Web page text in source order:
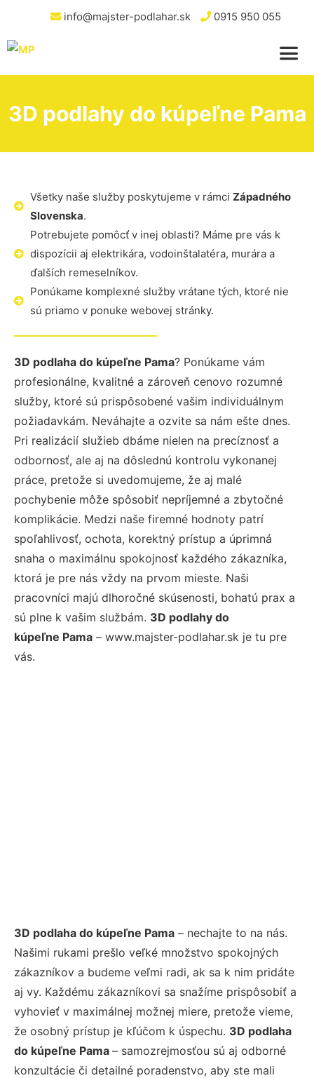
info@majster-podlahar.sk 0915 950 055
3D podlahy do kúpeľne Pama
Všetky naše služby poskytujeme v rámci Západného
Slovenska.
Potrebujete pomôcť v inej oblasti? Máme pre vás k
dispozícii aj elektrikára, vodoinštalatéra, murára a
ďalších remeselníkov.
Ponúkame komplexné služby vrátane tých, ktoré nie
sú priamo v ponuke webovej stránky.
3D podlaha do kúpeľne Pama? Ponúkame vám
profesionálne, kvalitné a zároveň cenovo rozumné
služby, ktoré sú prispôsobené vašim individuálnym
požiadavkám. Neváhajte a ozvite sa nám ešte dnes.
Pri realizácií služieb dbáme nielen na precíznosť a
odbornosť, ale aj na dôslednú kontrolu vykonanej
práce, pretože si uvedomujeme, že aj malé
pochybenie môže spôsobiť nepríjemné a zbytočné
komplikácie. Medzi naše firemné hodnoty patrí
spoľahlivosť, ochota, korektný prístup a úprimná
snaha o maximálnu spokojnosť každého zákazníka,
ktorá je pre nás vždy na prvom mieste. Naši
pracovníci majú dlhoročné skúsenosti, bohatú prax a
sú plne k vašim službám. 3D podlahy do
kúpeľne Pama – www.majster-podlahar.sk je tu pre
vás.
3D podlaha do kúpeľne Pama – nechajte to na nás.
Našimi rukami prešlo veľké množstvo spokojných
zákazníkov a budeme veľmi radi, ak sa k nim pridáte
aj vy. Každému zákazníkovi sa snažíme prispôsobiť a
vyhovieť v maximálnej možnej miere, pretože vieme,
že osobný prístup je kľúčom k úspechu. 3D podlaha
do kúpeľne Pama – samozrejmosťou sú aj odborné
konzultácie či detailné poradenstvo, aby ste mali